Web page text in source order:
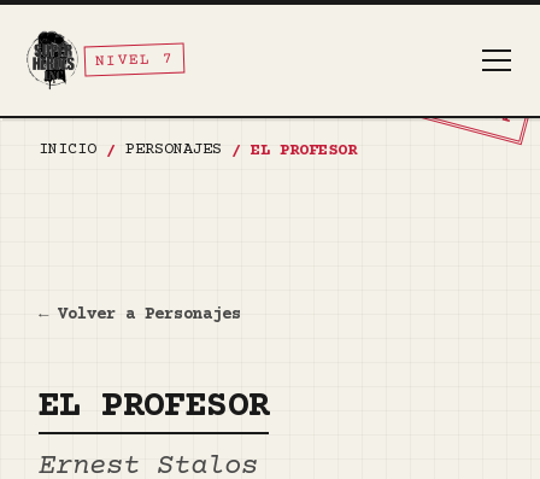
TOP SECRET
NIVEL 7
INICIO / PERSONAJES / EL PROFESOR
← Volver a Personajes
EL PROFESOR
Ernest Stalos